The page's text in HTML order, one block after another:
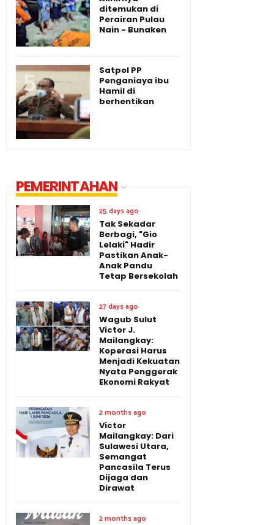
ditemukan di
Perairan Pulau
Nain - Bunaken
Satpol PP
Penganiaya ibu
Hamil di
berhentikan
PEMERINTAHAN
25 days ago
Tak Sekadar
Berbagi, "Gio
Lelaki" Hadir
Pastikan Anak-
Anak Pandu
Tetap Bersekolah
27 days ago
Wagub Sulut
Victor J.
Mailangkay:
Koperasi Harus
Menjadi Kekuatan
Nyata Penggerak
Ekonomi Rakyat
2 months ago
Victor
Mailangkay: Dari
Sulawesi Utara,
Semangat
Pancasila Terus
Dijaga dan
Dirawat
2 months ago